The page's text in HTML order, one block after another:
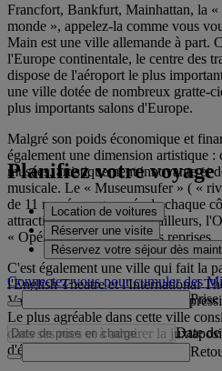
Francfort, Bankfurt, Mainhattan, la «
monde », appelez-la comme vous
Main est une ville allemande à part.
l'Europe continentale, le centre des
dispose de l'aéroport le plus
une ville dotée de nombreux gratte-
plus importants salons d'Europe.
Malgré son poids économique et
également une dimension artistique
musées, artistiquement innovante et
musicale. Le « Museumsufer » ( «
de 11 musées regroupés de chaque
attractions culturelles. Par ailleurs,
« Opéra de l'année » à trois reprises.
C'est également une ville qui fait la
l'English Theatre et l'International
Variety Theatre), possède un
Le plus agréable dans cette ville
dans ses rues et à admirer la
d'étincelants gratte-ciel.
Planifiez votre voyage
Location de voitures
Réserver une visite
Réservez votre séjour dès
Connectez-vous pour cumuler des
Prise
Date